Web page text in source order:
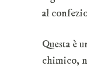
al
Questa è
chimico,